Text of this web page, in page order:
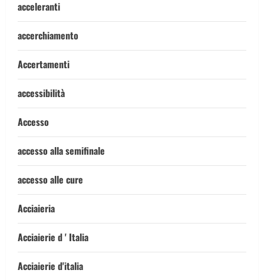
acceleranti
accerchiamento
Accertamenti
accessibilità
Accesso
accesso alla semifinale
accesso alle cure
Acciaieria
Acciaierie d ' Italia
Acciaierie d'italia